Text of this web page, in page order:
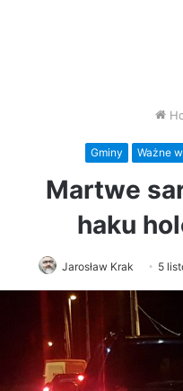
Gminy Ważne
Martwe
haku
Jarosław Krak 5